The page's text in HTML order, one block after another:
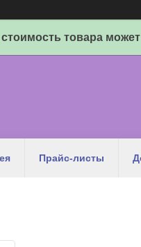
товара
Прайс-листы